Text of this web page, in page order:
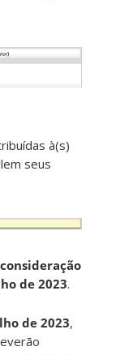
à(s)
seus
de 2023.
de 2023,